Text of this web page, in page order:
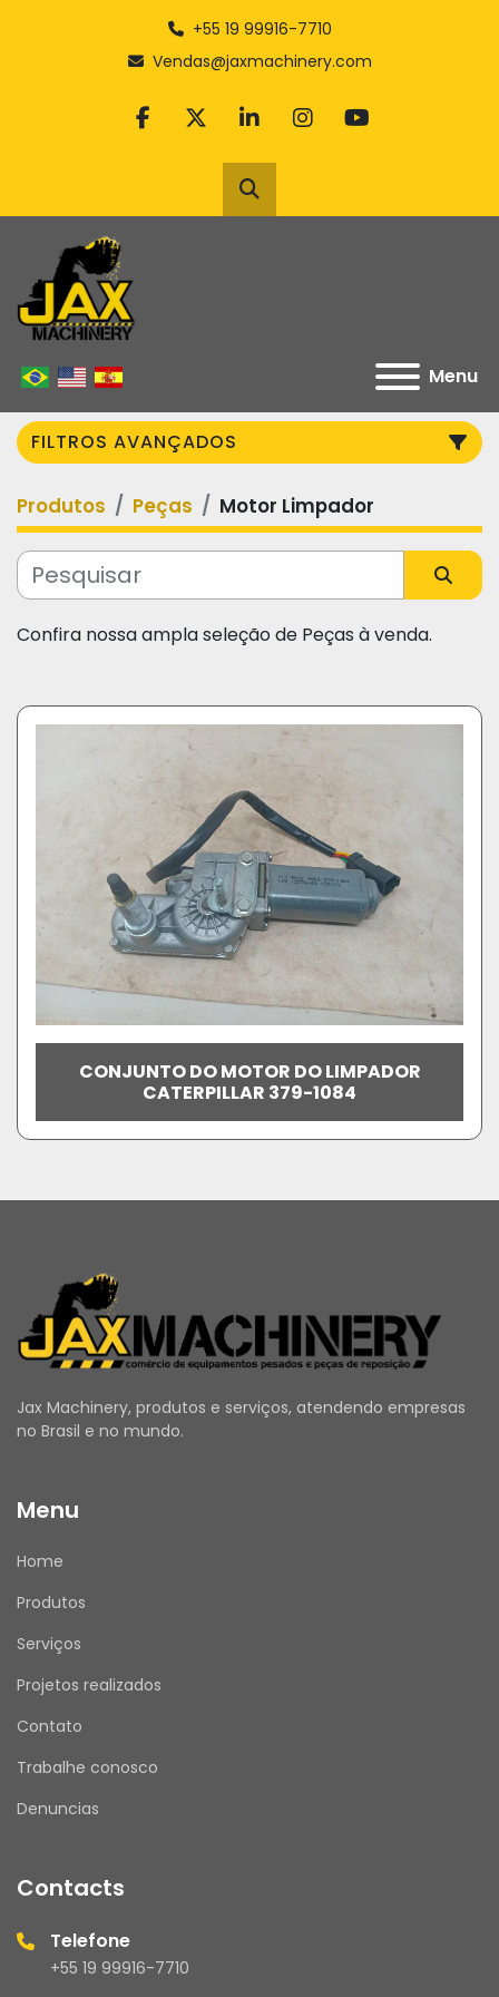
+55 19 99916-7710
Vendas@jaxmachinery.com
facebook
twitterlinkedininstagram
youtube
Pesquisar
Menu
FILTROS AVANÇADOS
Categoria
Fabricante
Produtos Peças Motor Limpador
Confira nossa ampla seleção de Peças à venda.
CONJUNTO DO MOTOR DO LIMPADOR
CATERPILLAR 379-1084
Jax Machinery, produtos e serviços, atendendo empresas
no Brasil e no mundo.
Menu
Home
Produtos
Serviços
Projetos realizados
Contato
Trabalhe conosco
Denuncias
Contacts
Telefone
+55 19 99916-7710